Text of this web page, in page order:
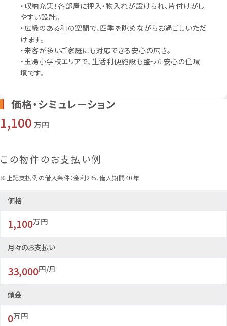
・収納充実！各部屋に押入・物入れが設けられ、片付けがし
やすい設計。
・広縁のある和の空間で、四季を眺めながらお過ごしいただ
けます。
・来客が多いご家庭にも対応できる安心の広さ。
・玉湯小学校エリアで、生活利便施設も整った安心の住環
境です。
価格・シミュレーション
1,100 万円
この物件のお支払い例
※上記支払例の借入条件：金利2%、借入期間40年
価格
1,100万円
月々のお支払い
33,000円/月
頭金
0万円
外観
和室